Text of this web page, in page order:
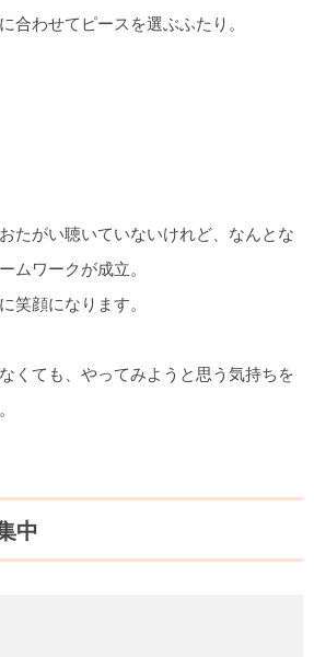
合わせてピースを選ぶふたり。
たがい聴いていないけれど、なんとな
ムワークが成立。
笑顔になります。
くても、やってみようと思う気持ちを
中